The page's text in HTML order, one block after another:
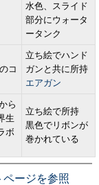
水色、スライド
部分にウォータ
ータンク
コ
立ち絵でハンド
ガンと共に所持
エアガン
ら
生
ボ
立ち絵で所持
黒色でリボンが
巻かれている
ページを参照